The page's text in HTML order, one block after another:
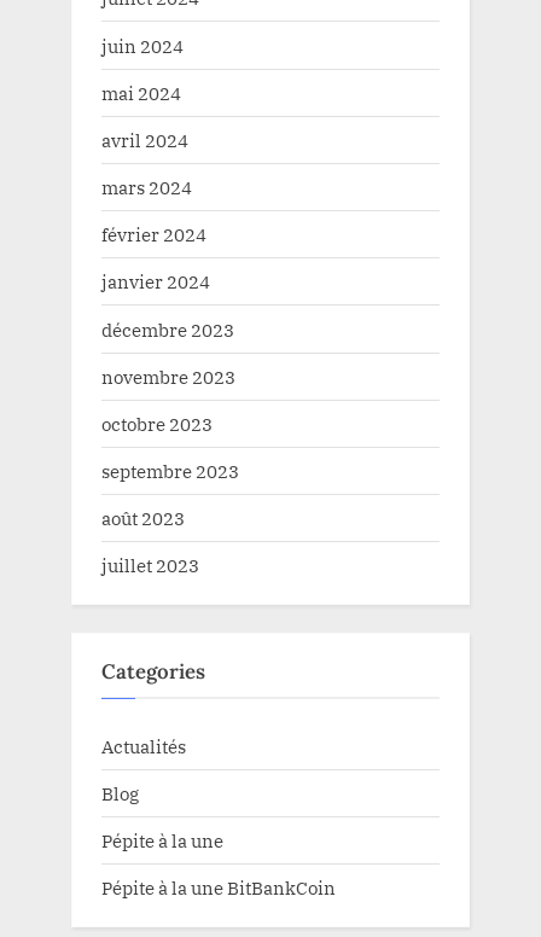
juin 2024
mai 2024
avril 2024
mars 2024
février 2024
janvier 2024
décembre 2023
novembre 2023
octobre 2023
septembre 2023
août 2023
juillet 2023
Categories
Actualités
Blog
Pépite à la une
Pépite à la une BitBankCoin